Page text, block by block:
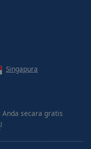
Singapura
secara gratis
!